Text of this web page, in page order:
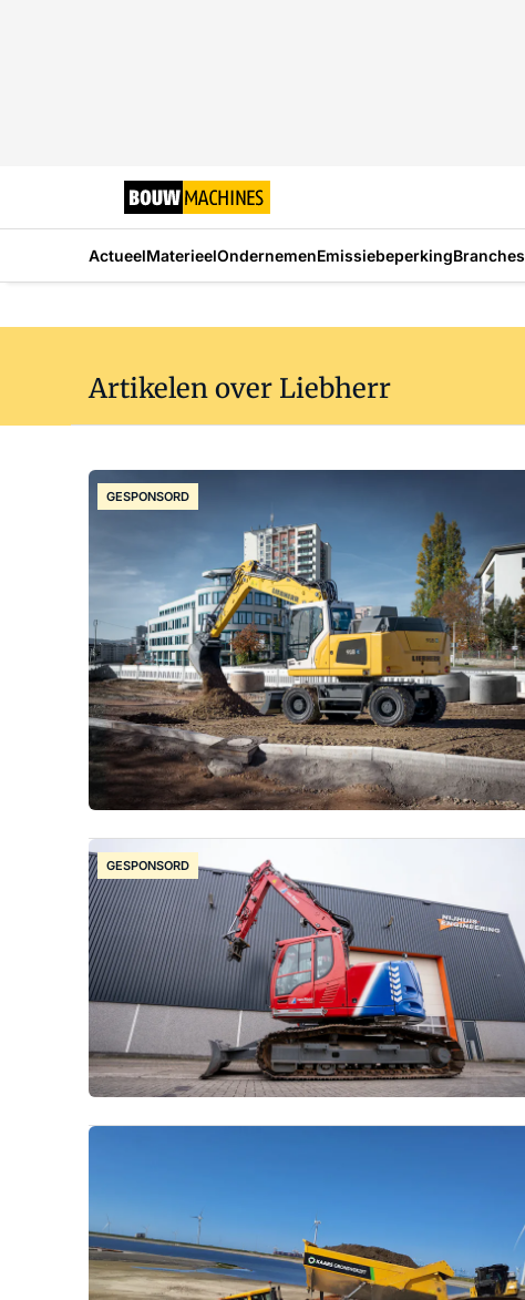
ActueelMaterieelOndernemenEmissiebeperkingBranches
Artikelen over Liebherr
GESPONSORD
GESPONSORD